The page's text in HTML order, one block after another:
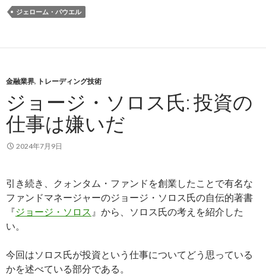
ジェローム・パウエル
金融業界, トレーディング技術
ジョージ・ソロス氏: 投資の
仕事は嫌いだ
2024年7月9日
引き続き、クォンタム・ファンドを創業したことで有名な
ファンドマネージャーのジョージ・ソロス氏の自伝的著書
『ジョージ・ソロス 』から、ソロス氏の考えを紹介した
い。
今回はソロス氏が投資という仕事についてどう思っている
かを述べている部分である。